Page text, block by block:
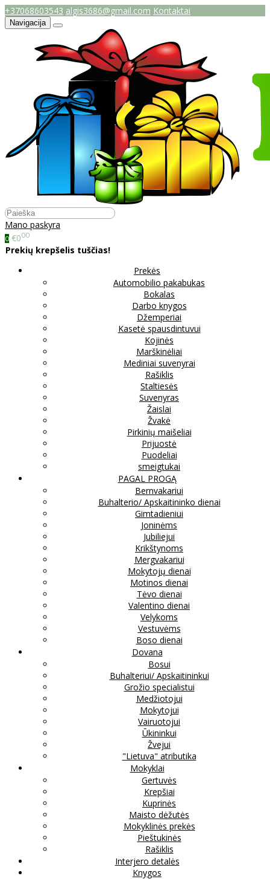
+37068603543 algis3686@gmail.com Kontaktai
Navigacija
Mano paskyra
0 €000
Prekių krepšelis tuščias!
Prekės
Automobilio pakabukas
Bokalas
Darbo knygos
Džemperiai
Kasetė spausdintuvui
Kojinės
Marškinėliai
Mediniai suvenyrai
Rašiklis
Staltiesės
Suvenyras
Žaislai
Žvakė
Pirkinių maišeliai
Prijuostė
Puodeliai
smeigtukai
PAGAL PROGĄ
Bernvakariui
Buhalterio/ Apskaitininko dienai
Gimtadieniui
Joninėms
Jubiliejui
Krikštynoms
Mergvakariui
Mokytojų dienai
Motinos dienai
Tėvo dienai
Valentino dienai
Velykoms
Vestuvėms
Boso dienai
Dovana
Bosui
Buhalteriui/ Apskaitininkui
Grožio specialistui
Medžiotojui
Mokytojui
Vairuotojui
Ūkininkui
Žvejui
"Lietuva" atributika
Mokyklai
Gertuvės
Krepšiai
Kuprinės
Maisto dėžutės
Mokyklinės prekės
Pieštukinės
Rašiklis
Interjero detalės
Knygos